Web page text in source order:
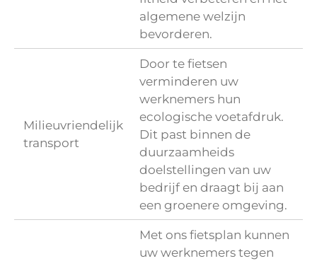
algemene welzijn
bevorderen.
Milieuvriendelijk
transport
Door te fietsen
verminderen uw
werknemers hun
ecologische voetafdruk.
Dit past binnen de
duurzaamheids
doelstellingen van uw
bedrijf en draagt bij aan
een groenere omgeving.
Met ons fietsplan kunnen
uw werknemers tegen